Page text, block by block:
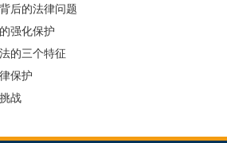
后的法律问题
强化保护
的三个特征
保护
战